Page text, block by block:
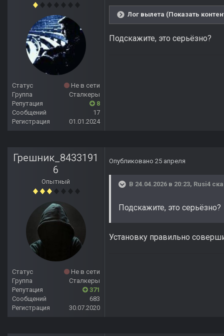
Статус
Не в сети
Группа
Сталкеры
Репутация
8
Сообщений
17
Регистрация
01.01.2024
Лог вылета (Показать
Подскажите, это серьёзно?
Грешник_8433191
6
Опытный
Статус
Не в сети
Группа
Сталкеры
Репутация
371
Сообщений
683
Регистрация
30.07.2020
Опубликовано 25 апреля
В 24.04.2026 в 20:23, Rusi4
Подскажите, это серьёзно?
Установку правильно